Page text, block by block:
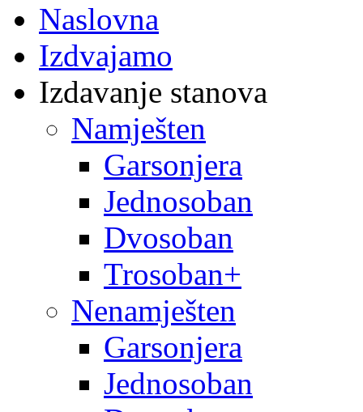
Naslovna
Izdvajamo
Izdavanje stanova
Namješten
Garsonjera
Jednosoban
Dvosoban
Trosoban+
Nenamješten
Garsonjera
Jednosoban